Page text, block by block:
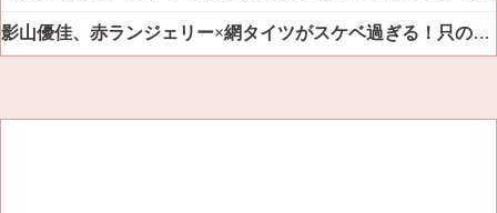
影山優佳、赤ランジェリー×網タイツがスケベ過ぎる！只の痴女だろ・・・